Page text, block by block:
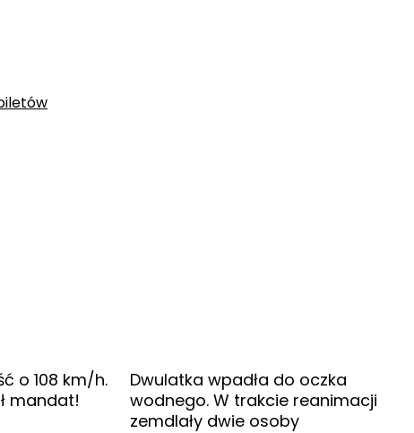
o 108 km/h.
mandat!
Dwulatka wpadła do oczka
wodnego. W trakcie reanimacji
zemdlały dwie osoby